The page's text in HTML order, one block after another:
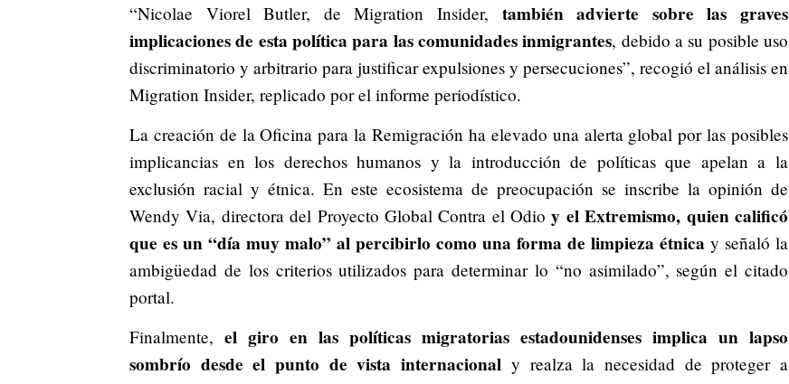
“Nicolae Viorel Butler, de Migration Insider, también advierte sobre las graves
implicaciones de esta política para las comunidades inmigrantes, debido a su posible uso
discriminatorio y arbitrario para justificar expulsiones y persecuciones”, recogió el análisis en
Migration Insider, replicado por el informe periodístico.
La creación de la Oficina para la Remigración ha elevado una alerta global por las posibles
implicancias en los derechos humanos y la introducción de políticas que apelan a la
exclusión racial y étnica. En este ecosistema de preocupación se inscribe la opinión de
Wendy Via, directora del Proyecto Global Contra el Odio y el Extremismo, quien calificó
que es un “día muy malo” al percibirlo como una forma de limpieza étnica y señaló la
ambigüedad de los criterios utilizados para determinar lo “no asimilado”, según el citado
portal.
Finalmente, el giro en las políticas migratorias estadounidenses implica un lapso
sombrío desde el punto de vista internacional y realza la necesidad de proteger a